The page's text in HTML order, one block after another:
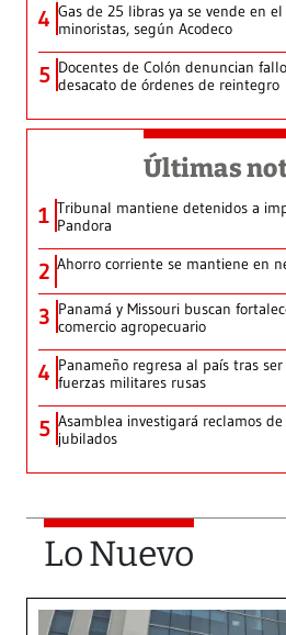
4 Gas de 25 libras ya se vende en
minoristas, según Acodeco
5 Docentes de Colón denuncian
desacato de órdenes de reintegro
Últimas
1 Tribunal mantiene detenidos a
Pandora
2 Ahorro corriente se mantiene en
3 Panamá y Missouri buscan
comercio agropecuario
4 Panameño regresa al país tras
fuerzas militares rusas
5 Asamblea investigará reclamos
jubilados
Lo Nuevo